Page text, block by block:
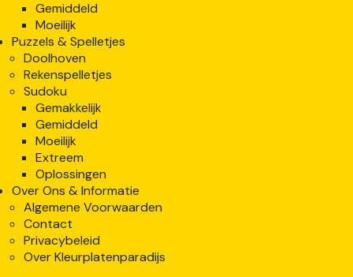
Gemiddeld
Moeilijk
Puzzels & Spelletjes
Doolhoven
Rekenspelletjes
Sudoku
Gemakkelijk
Gemiddeld
Moeilijk
Extreem
Oplossingen
Over Ons & Informatie
Algemene Voorwaarden
Contact
Privacybeleid
Over Kleurplatenparadijs